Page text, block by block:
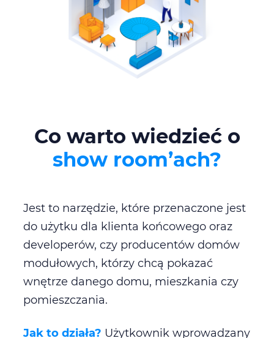
Co warto wiedzieć o
show room’ach?
Jest to narzędzie, które przenaczone jest
do użytku dla klienta końcowego oraz
developerów, czy producentów domów
modułowych, którzy chcą pokazać
wnętrze danego domu, mieszkania czy
pomieszczania.
Jak to działa? Użytkownik wprowadzany